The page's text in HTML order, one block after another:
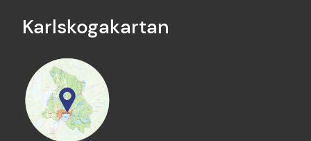
Karlskoga­kartan